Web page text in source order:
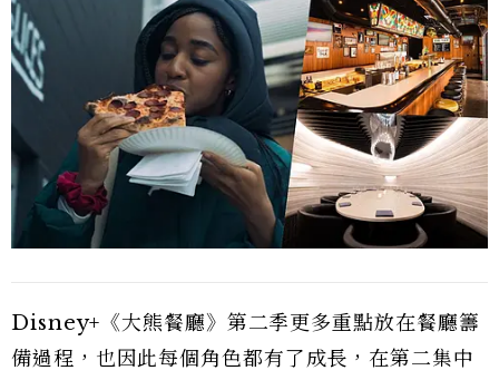
Disney+《大熊餐廳》第二季更多重點放在餐廳籌
備過程，也因此每個角色都有了成長，在第二集中